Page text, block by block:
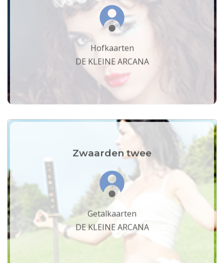
Hofkaarten
DE KLEINE ARCANA
Zwaarden twee
Getalkaarten
DE KLEINE ARCANA